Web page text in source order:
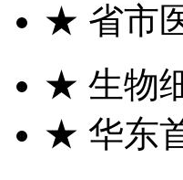
★ 省市
★ 生物
★ 华东